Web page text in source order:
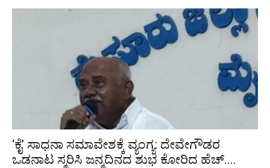
‘ಕೈ’ ಸಾಧನಾ ಸಮಾವೇಶಕ್ಕೆ ವ್ಯಂಗ್ಯ: ದೇವೇಗೌಡರ
ಒಡನಾಟ ಸ್ಮರಿಸಿ ಜನ್ಮದಿನದ ಶುಭ ಕೋರಿದ ಹೆಚ್....